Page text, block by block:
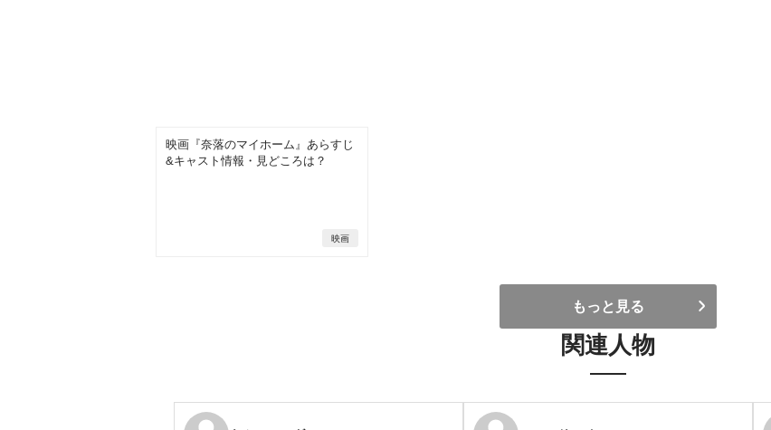
映画『奈落のマイホーム』あらすじ
&キャスト情報・見どころは？
映画
もっと見る
関連人物